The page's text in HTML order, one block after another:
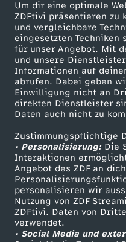
Um dir eine optimale
ZDFtivi präsentieren zu
und vergleichbare
eingesetzten
für unser Angebot. Mit
und unsere
Informationen auf
abrufen. Dabei geben
Einwilligung nicht an
direkten Dienstleister
Daten auch nicht zu
Zustimmungspflichtige
• Personalisierung:Die
Interaktionen
Angebot des ZDF an
personalisieren wir
Nutzung von ZDF
ZDFtivi. Daten von
verwendet.
• Social Media und
i
s
c
h
e
r
M
i
Mehr ZDF
ZDF-Apps
Smart TV
ZDFtext
Livestreams
Sendungen A-Z
TV-Programm
ZDF Unternehmen